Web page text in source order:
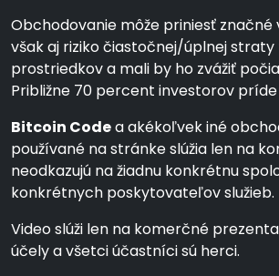
Obchodovanie môže priniesť značné
však aj riziko čiastočnej/úplnej
prostriedkov a mali by ho zvážiť
Približne 70 percent investorov príde
Bitcoin Codea akékoľvek iné
používané na stránke slúžia len na
neodkazujú na žiadnu konkrétnu
konkrétnych poskytovateľov služieb.
Video slúži len na komerčné
účely a všetci účastníci sú herci.